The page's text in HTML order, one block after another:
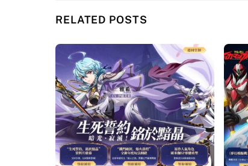
RELATED POSTS